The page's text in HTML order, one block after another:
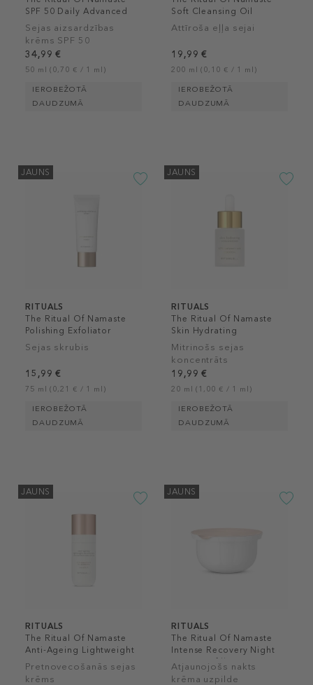
SPF 50 Daily Advanced
Moisturiser
Sejas aizsardzības
krēms SPF 50
34,99 €
50 ml (0,70 € / 1 ml)
IEROBEŽOTĀ
DAUDZUMĀ
Soft Cleansing Oil
Attīroša eļļa sejai
19,99 €
200 ml (0,10 € / 1 ml)
IEROBEŽOTĀ
DAUDZUMĀ
JAUNS
RITUALS
The Ritual Of Namaste
Polishing Exfoliator
Sejas skrubis
15,99 €
75 ml (0,21 € / 1 ml)
IEROBEŽOTĀ
DAUDZUMĀ
JAUNS
RITUALS
The Ritual Of Namaste
Skin Hydrating
Concentrate
Mitrinošs sejas
koncentrāts
19,99 €
20 ml (1,00 € / 1 ml)
IEROBEŽOTĀ
DAUDZUMĀ
JAUNS
RITUALS
The Ritual Of Namaste
Anti-Ageing Lightweight
Moisturiser
Pretnovecošanās sejas
krēms
JAUNS
RITUALS
The Ritual Of Namaste
Intense Recovery Night
Cream Refill
Atjaunojošs nakts
krēma uzpilde